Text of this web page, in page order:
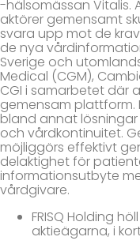
-hälsomässan Vitalis.
aktörer gemensamt
svara upp mot de
de nya
Sverige och
Medical (CGM),
CGI i samarbetet där
gemensam plattform.
bland annat
och vårdkontinuitet.
möjliggörs effektivt
delaktighet för
informationsutbyte
vårdgivare.
FRISQ Holding
aktieägarna, i